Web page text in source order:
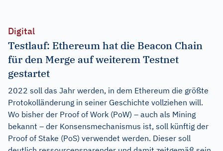
Digital
Testlauf: Ethereum hat die Beacon Chain
für den Merge auf weiterem Testnet
gestartet
2022 soll das Jahr werden, in dem Ethereum die größte
Protokolländerung in seiner Geschichte vollziehen will.
Wo bisher der Proof of Work (PoW) – auch als Mining
bekannt – der Konsensmechanismus ist, soll künftig der
Proof of Stake (PoS) verwendet werden. Dieser soll